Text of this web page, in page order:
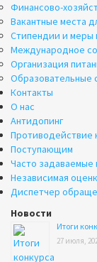
Финансово-
Вакантные места
Стипендии и
Международное
Организация
Образовательные
Контакты
О нас
Антидопинг
Противодействие
Поступающим
Часто задаваемые
Независимая
Диспетчер
Новости
Итоги
27 июля,